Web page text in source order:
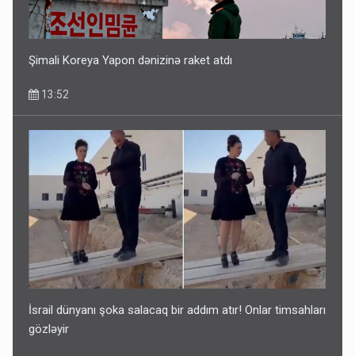
Bu ölkələrə şəxsiyyət vəsiqəsi ilə gedə biləcəksiniz -
SİYAHI
Ərdoğana sui-qəsd planının iştirakçısı detalları açıqladı
5 Avqust 16:56
Şimali Koreya Yapon dənizinə raket atdı
13:52
İsrail dünyanı şoka salacaq bir addım atır! Onlar timsahları
gözləyir